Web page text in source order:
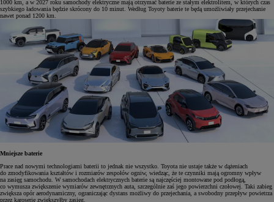
1000 km, a w 2027 roku samochody elektryczne mają otrzymać baterie ze stałym elektrolitem, w których czas
szybkiego ładowania będzie skrócony do 10 minut. Według Toyoty baterie te będą umożliwiały przejechanie
nawet ponad 1200 km.
Mniejsze baterie
Prace nad nowymi technologiami baterii to jednak nie wszystko. Toyota nie ustaje także w dążeniach
do zmodyfikowania kształtów i rozmiarów zespołów ogniw, wiedząc, że te czynniki mają ogromny wpływ
na zasięg samochodu. W samochodach elektrycznych baterie są najczęściej montowane pod podłogą,
co wymusza zwiększenie wymiarów zewnętrznych auta, szczególnie zaś jego powierzchni czołowej. Taki zabieg
zwiększa opór aerodynamiczny, ograniczając dystans możliwy do przejechania, a swobodny przepływ powietrza
przez karoserię zwiększyłby zasięg.